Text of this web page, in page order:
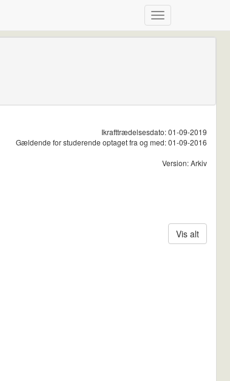
Ikrafttrædelsesdato: 01-09-2019
Gældende for studerende optaget fra og med: 01-09-2016
Version: Arkiv
Vis alt